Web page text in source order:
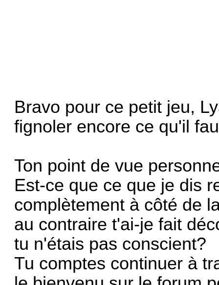
Bravo pour ce petit jeu,
fignoler encore ce qu'il
Ton point de vue
Est-ce que ce que je dis
complètement à côté de
au contraire t'ai-je fait
tu n'étais pas conscient?
Tu comptes continuer à